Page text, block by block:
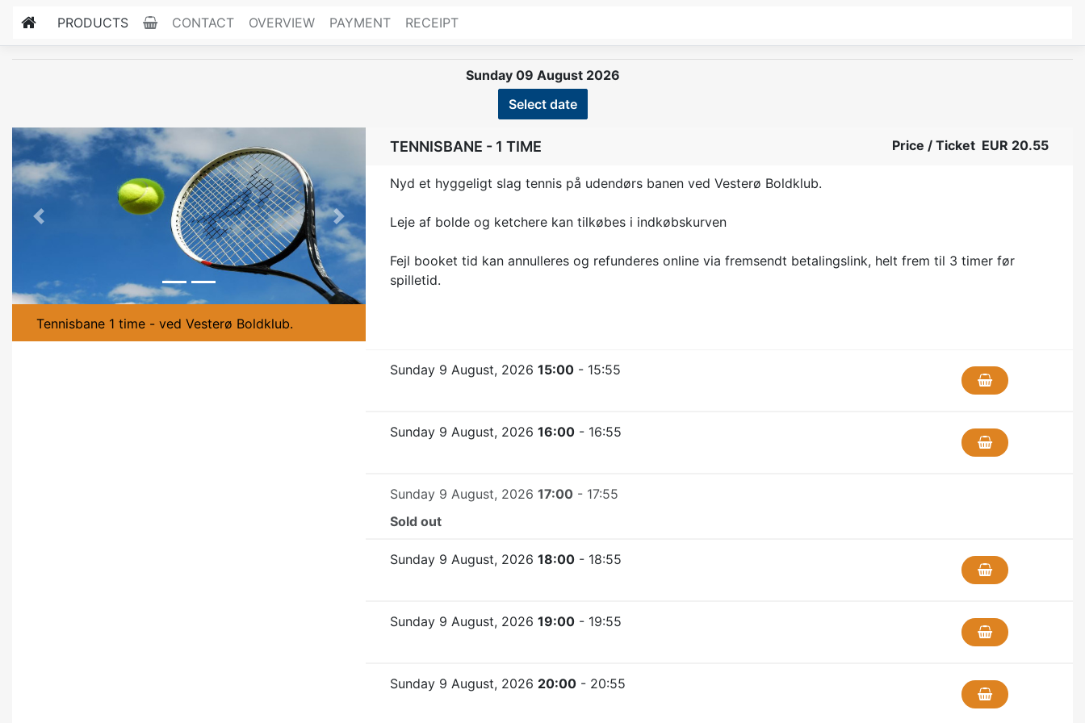
PRODUCTS CONTACT OVERVIEW PAYMENT RECEIPT
Sunday 09 August 2026
Select date
Previous Next
Tennisbane 1 time - ved Vesterø Boldklub.
TENNISBANE - 1 TIME Price / Ticket EUR 20.55
Nyd et hyggeligt slag tennis på udendørs banen ved Vesterø Boldklub.
Leje af bolde og ketchere kan tilkøbes i indkøbskurven
Fejl booket tid kan annulleres og refunderes online via fremsendt betalingslink, helt frem til 3 timer før
spilletid.
Sunday 9 August, 2026 15:00 - 15:55
Sunday 9 August, 2026 16:00 - 16:55
Sunday 9 August, 2026 17:00 - 17:55
Sold out
Sunday 9 August, 2026 18:00 - 18:55
Sunday 9 August, 2026 19:00 - 19:55
Sunday 9 August, 2026 20:00 - 20:55